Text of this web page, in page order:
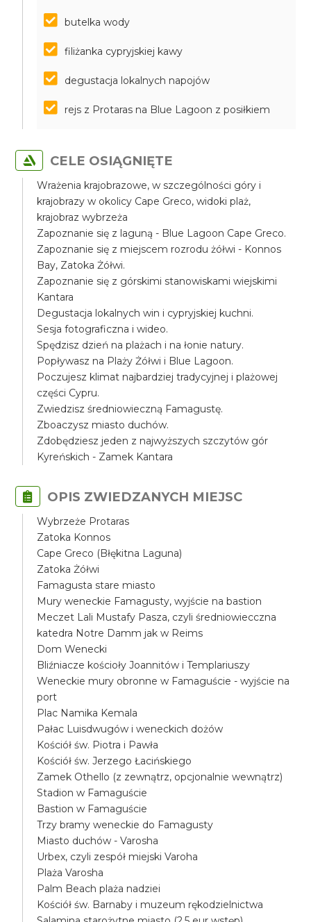
butelka wody
filiżanka cypryjskiej kawy
degustacja lokalnych napojów
rejs z Protaras na Blue Lagoon z posiłkiem
CELE OSIĄGNIĘTE
Wrażenia krajobrazowe, w szczególności góry i
krajobrazy w okolicy Cape Greco, widoki plaż,
krajobraz wybrzeża
Zapoznanie się z laguną - Blue Lagoon Cape Greco.
Zapoznanie się z miejscem rozrodu żółwi - Konnos
Bay, Zatoka Żółwi.
Zapoznanie się z górskimi stanowiskami wiejskimi
Kantara
Degustacja lokalnych win i cypryjskiej kuchni.
Sesja fotograficzna i wideo.
Spędzisz dzień na plażach i na łonie natury.
Popływasz na Plaży Żółwi i Blue Lagoon.
Poczujesz klimat najbardziej tradycyjnej i plażowej
części Cypru.
Zwiedzisz średniowieczną Famagustę.
Zboaczysz miasto duchów.
Zdobędziesz jeden z najwyższych szczytów gór
Kyreńskich - Zamek Kantara
OPIS ZWIEDZANYCH MIEJSC
Wybrzeże Protaras
Zatoka Konnos
Cape Greco (Błękitna Laguna)
Zatoka Żółwi
Famagusta stare miasto
Mury weneckie Famagusty, wyjście na bastion
Meczet Lali Mustafy Pasza, czyli średniowiecczna
katedra Notre Damm jak w Reims
Dom Wenecki
Bliźniacze kościoły Joannitów i Templariuszy
Weneckie mury obronne w Famaguście - wyjście na
port
Plac Namika Kemala
Pałac Luisdwugów i weneckich dożów
Kościół św. Piotra i Pawła
Kościół św. Jerzego Łacińskiego
Zamek Othello (z zewnątrz, opcjonalnie wewnątrz)
Stadion w Famaguście
Bastion w Famaguście
Trzy bramy weneckie do Famagusty
Miasto duchów - Varosha
Urbex, czyli zespół miejski Varoha
Plaża Varosha
Palm Beach plaża nadziei
Kościół św. Barnaby i muzeum rękodzielnictwa